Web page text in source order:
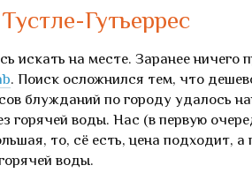
Гутьеррес
искать на месте. Заранее ничего
. Поиск осложнился тем, что
блужданий по городу удалось
горячей воды. Нас (в первую
то, сё есть, цена подходит,
воды.